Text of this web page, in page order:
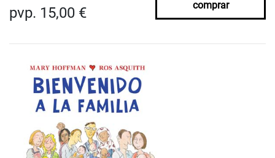
pvp. 15,00 € comprar